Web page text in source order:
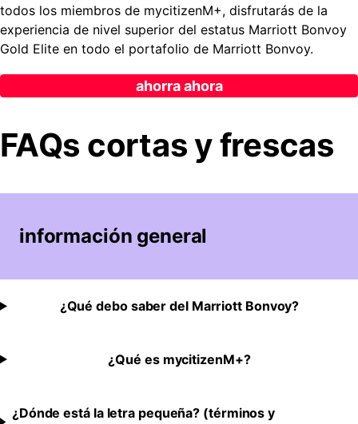
todos los miembros de mycitizenM+, disfrutarás de la
experiencia de nivel superior del estatus Marriott Bonvoy
Gold Elite en todo el portafolio de Marriott Bonvoy.
ahorra ahora
FAQs cortas y frescas
información general
¿Qué debo saber del Marriott Bonvoy?
¿Qué es mycitizenM+?
¿Dónde está la letra pequeña? (términos y